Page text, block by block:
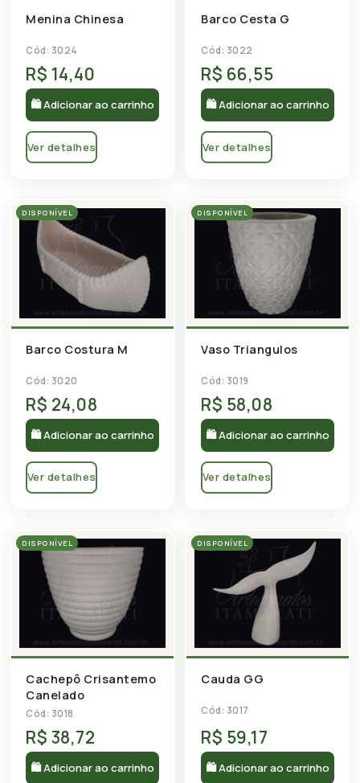
Menina Chinesa
Cód: 3024
R$ 14,40
🛍 Adicionar ao carrinho
Ver detalhes
Barco Cesta G
Cód: 3022
R$ 66,55
🛍 Adicionar ao carrinho
Ver detalhes
DISPONÍVEL
Barco Costura M
Cód: 3020
R$ 24,08
🛍 Adicionar ao carrinho
Ver detalhes
DISPONÍVEL
Vaso Triangulos
Cód: 3019
R$ 58,08
🛍 Adicionar ao carrinho
Ver detalhes
DISPONÍVEL
Cachepô Crisantemo
Canelado
Cód: 3018
R$ 38,72
🛍 Adicionar ao carrinho
DISPONÍVEL
Cauda GG
Cód: 3017
R$ 59,17
🛍 Adicionar ao carrinho